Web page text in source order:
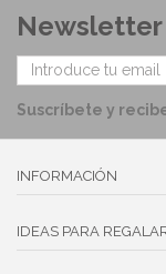
Newsletter
Suscríbete y
INFORMACIÓN
IDEAS PARA